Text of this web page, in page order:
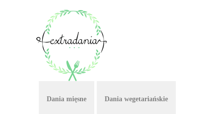
Dania mięsne Dania wegetariańskie